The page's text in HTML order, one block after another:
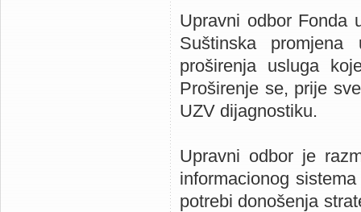
Upravni odbor Fonda
Suštinska
proširenja usluga
Proširenje se, prije
UZV dijagnostiku.
Upravni odbor je
informacionog
potrebi donošenja